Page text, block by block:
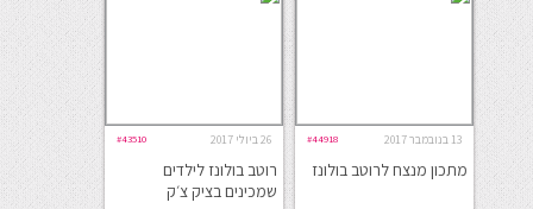
13 בנובמבר 2017 #44918
מתכון מנצח לרוטב בולונז
26 ביולי 2017 #43510
רוטב בולונז לילדים
שמכינים בציק צ׳ק